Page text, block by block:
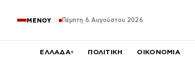
ΜΕΝΟΥ Πέμπτη 6 Αυγούστου 2026
ΕΛΛΑΔΑ▾ ΠΟΛΙΤΙΚΗ ΟΙΚΟΝΟΜΙΑ